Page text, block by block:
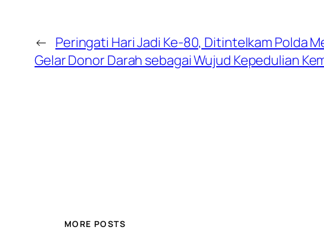
← Peringati Hari Jadi Ke-80, Ditintelkam Polda
Gelar Donor Darah sebagai Wujud Kepedulian
MORE POSTS